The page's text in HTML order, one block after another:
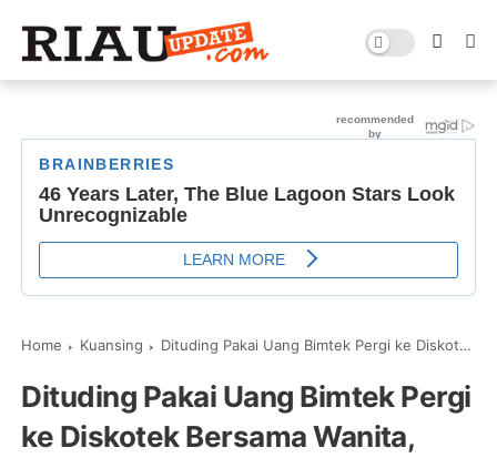
Home Kuansing Dituding Pakai Uang Bimtek Pergi ke Diskotek Bersama Wanita, Kadis ESDM Riau Akan Laporkan Kajari Kuansing Ke Polda
Dituding Pakai Uang Bimtek Pergi
ke Diskotek Bersama Wanita,